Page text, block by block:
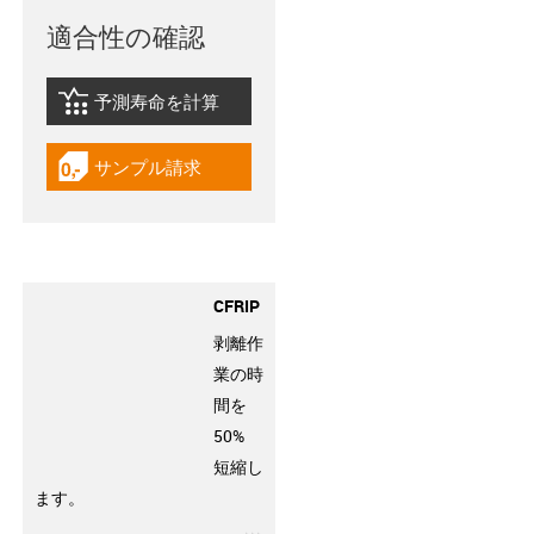
適合性の確認
igus-icon-lebensdauerrechner
予測寿命を計算
igus-icon-gratismuster
サンプル請求
CFRIP
剥離作
業の時
間を
50%
短縮し
ます。